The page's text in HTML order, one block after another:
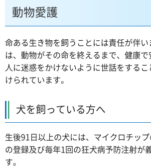
動物愛護
命ある生き物を飼うことには責任が伴
は、動物がその命を終えるまで、健康で
人に迷惑をかけないように世話をする
けられています。
犬を飼っている方へ
生後91日以上の犬には、マイクロチッ
の登録及び毎年1回の狂犬病予防注射が
す。